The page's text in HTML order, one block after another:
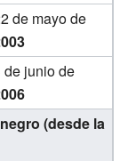
de mayo de
de junio de
(desde la